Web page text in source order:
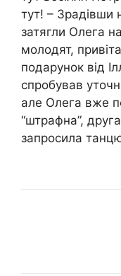
тут! – Зрадівши
затягли Олега
молодят,
подарунок від
спробував
але Олега вже
“штрафна”,
запросила